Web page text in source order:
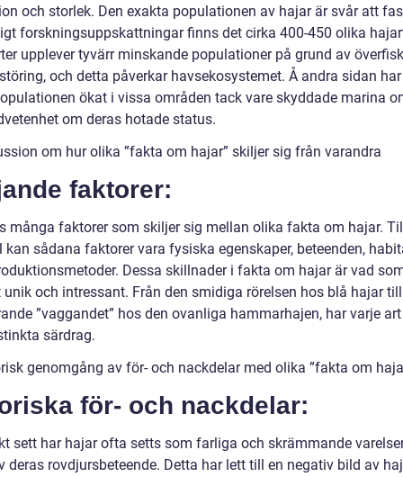
och storlek. Den exakta populationen av hajar är svår att
forskningsuppskattningar finns det cirka 400-450 olika
upplever tyvärr minskande populationer på grund av
och detta påverkar havsekosystemet. Å andra sidan har
ökat i vissa områden tack vare skyddade marina
om deras hotade status.
om hur olika ”fakta om hajar” skiljer sig från varandra
faktorer:
många faktorer som skiljer sig mellan olika fakta om hajar.
kan sådana faktorer vara fysiska egenskaper, beteenden,
Dessa skillnader i fakta om hajar är vad
unik och intressant. Från den smidiga rörelsen hos blå hajar
”vaggandet” hos den ovanliga hammarhajen, har varje
särdrag.
genomgång av för- och nackdelar med olika ”fakta om
för- och nackdelar:
sett har hajar ofta setts som farliga och skrämmande
deras rovdjursbeteende. Detta har lett till en negativ bild av